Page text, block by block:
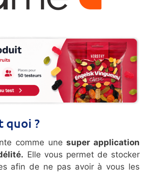
quoi ?
comme unesuper application
Elle vous permet de stocker
afin de ne pas avoir à vous les